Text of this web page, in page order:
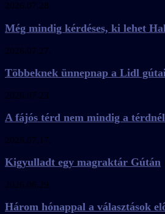
2026.07.28.
Még mindig kérdéses, ki lehet
2026.07.27.
Többeknek ünnepnap a Lidl
2026.07.23.
A fájós térd nem mindig a
2026.07.17.
Kigyulladt egy magraktár Gútán
2026.06.29.
Három hónappal a választások